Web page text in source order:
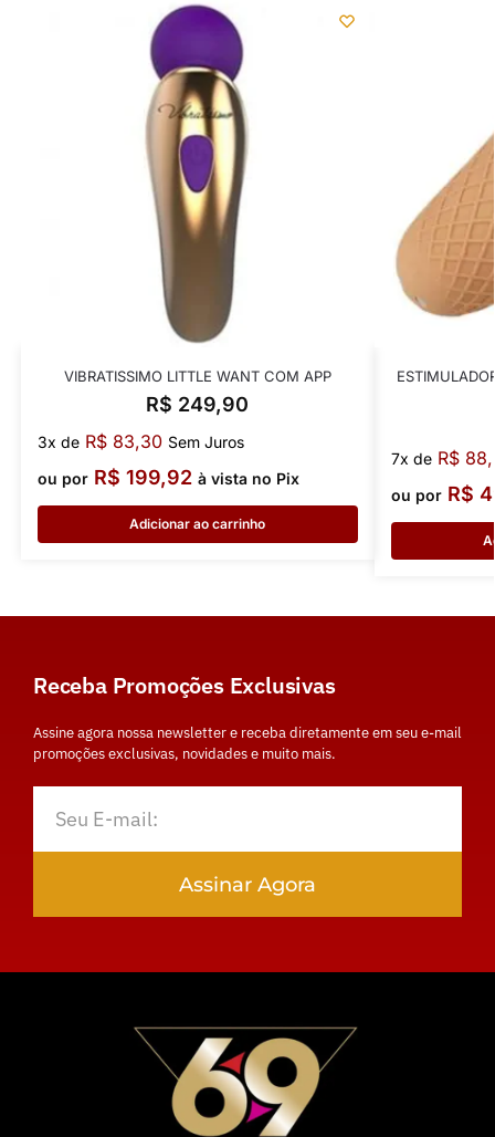
VIBRATISSIMO LITTLE WANT COM APP
R$ 249,90
3x de R$83,30 Sem Juros
ou por R$ 199,92 à vista no Pix
Adicionar ao carrinho
7x de R$
ou por R$
Receba Promoções Exclusivas
Assine agora nossa newsletter e receba diretamente em seu e-mail
promoções exclusivas, novidades e muito mais.
Assinar Agora